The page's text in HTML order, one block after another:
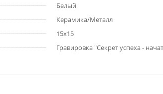
Белый
Керамика/Металл
15х15
Гравировка "Секрет успеха -